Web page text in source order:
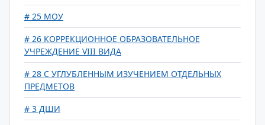
# 25 МОУ
# 26 КОРРЕКЦИОННОЕ ОБРАЗОВАТЕЛЬНОЕ
УЧРЕЖДЕНИЕ VIII ВИДА
# 28 С УГЛУБЛЕННЫМ ИЗУЧЕНИЕМ ОТДЕЛЬНЫХ
ПРЕДМЕТОВ
# 3 ДШИ